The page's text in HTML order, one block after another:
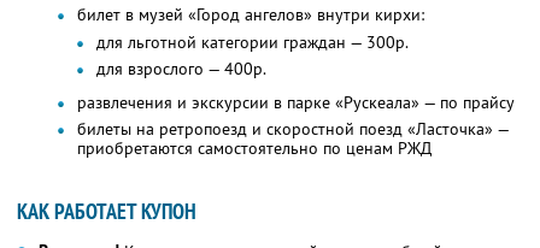
билет в музей «Город ангелов» внутри кирхи:
для льготной категории граждан — 300р.
для взрослого — 400р.
развлечения и экскурсии в парке «Рускеала» — по прайсу
билеты на ретропоезд и скоростной поезд «Ласточка» —
приобретаются самостоятельно по ценам РЖД
КАК РАБОТАЕТ КУПОН